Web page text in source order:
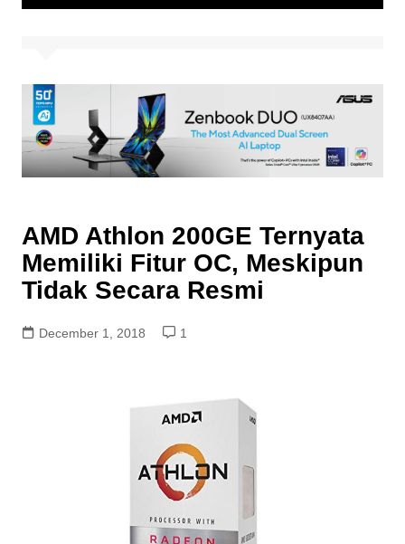
AMD Athlon 200GE Ternyata
Memiliki Fitur OC, Meskipun
Tidak Secara Resmi
December 1, 2018 1